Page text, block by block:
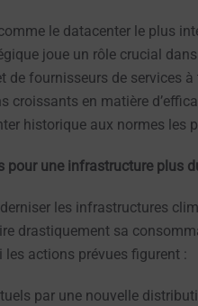
le datacenter le plus
joue un rôle crucial
de fournisseurs de services
en matière
historique aux normes les
pour une infrastructure plus
les infrastructures
drastiquement sa
actions prévues figurent :
par une nouvelle